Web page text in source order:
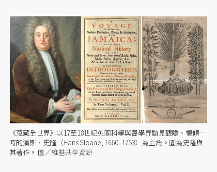
《蒐藏全世界》以17至18世紀英國科學與醫學界動見觀瞻、權傾一
時的漢斯．史隆（Hans Sloane, 1660–1753）為主角。圖為史隆與
其著作。 圖／維基共享資源